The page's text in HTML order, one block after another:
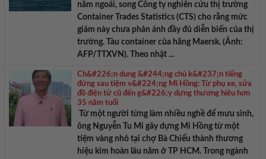
năm ngoái, song Công ty nghiên cứu thị trường
Container Trades Statistics (CTS) cho rằng mức
giảm này chưa phản ánh đầy đủ diễn biến của thị
trường. Tàu container của hãng Maersk. (Ảnh:
AFP/TTXVN). Theo nhật ...
Ch&#226;n dung &#244;ng chủ k&#237;n tiếng
đứng sau tiệm v&#224;ng Mi Hồng: Từ phụ xe, sửa
đồ điện tử cũ đến g&#226;y dựng thương hiệu hơn
35 năm tuổi
Từ một người từng làm nhiều nghề để mưu sinh,
ông Nguyễn Tu Mi gây dựng Mi Hồng từ một
tiệm vàng nhỏ tại chợ Bà Chiểu thành thương
hiệu kim hoàn lâu năm ở TP HCM. Trong ngành